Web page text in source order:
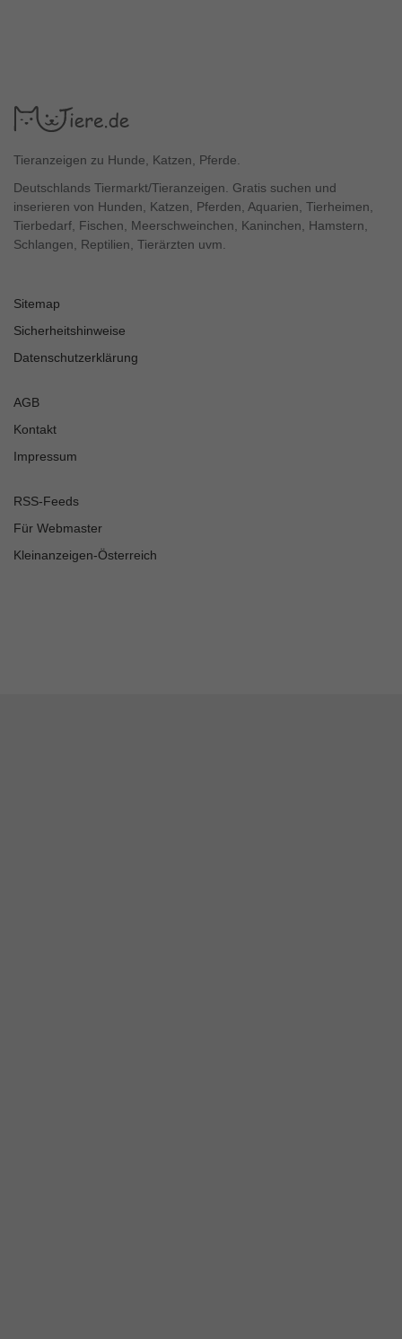
Tieranzeigen zu Hunde, Katzen, Pferde.
Deutschlands Tiermarkt/Tieranzeigen. Gratis suchen und
inserieren von Hunden, Katzen, Pferden, Aquarien, Tierheimen,
Tierbedarf, Fischen, Meerschweinchen, Kaninchen, Hamstern,
Schlangen, Reptilien, Tierärzten uvm.
Sitemap
Sicherheitshinweise
Datenschutzerklärung
AGB
Kontakt
Impressum
RSS-Feeds
Für Webmaster
Kleinanzeigen-Österreich